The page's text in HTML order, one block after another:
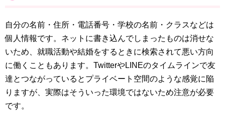
自分の名前・住所・電話番号・学校の名前・クラスなどは
個人情報です。ネットに書き込んでしまったものは消せな
いため、就職活動や結婚をするときに検索されて悪い方向
に働くこともあります。TwitterやLINEのタイムラインで友
達とつながっているとプライベート空間のような感覚に陥
りますが、実際はそういった環境ではないため注意が必要
です。